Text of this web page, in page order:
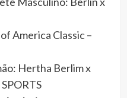
America Classic –
Hertha Berlim x